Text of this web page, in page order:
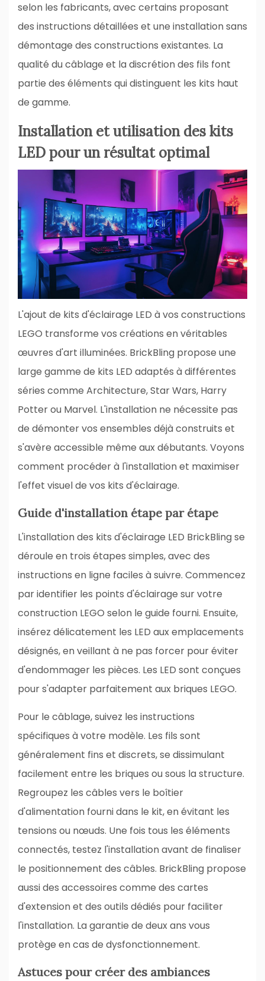
selon les fabricants, avec certains proposant
des instructions détaillées et une installation sans
démontage des constructions existantes. La
qualité du câblage et la discrétion des fils font
partie des éléments qui distinguent les kits haut
de gamme.
Installation et utilisation des kits
LED pour un résultat optimal
L'ajout de kits d'éclairage LED à vos constructions
LEGO transforme vos créations en véritables
œuvres d'art illuminées. BrickBling propose une
large gamme de kits LED adaptés à différentes
séries comme Architecture, Star Wars, Harry
Potter ou Marvel. L'installation ne nécessite pas
de démonter vos ensembles déjà construits et
s'avère accessible même aux débutants. Voyons
comment procéder à l'installation et maximiser
l'effet visuel de vos kits d'éclairage.
Guide d'installation étape par étape
L'installation des kits d'éclairage LED BrickBling se
déroule en trois étapes simples, avec des
instructions en ligne faciles à suivre. Commencez
par identifier les points d'éclairage sur votre
construction LEGO selon le guide fourni. Ensuite,
insérez délicatement les LED aux emplacements
désignés, en veillant à ne pas forcer pour éviter
d'endommager les pièces. Les LED sont conçues
pour s'adapter parfaitement aux briques LEGO.
Pour le câblage, suivez les instructions
spécifiques à votre modèle. Les fils sont
généralement fins et discrets, se dissimulant
facilement entre les briques ou sous la structure.
Regroupez les câbles vers le boîtier
d'alimentation fourni dans le kit, en évitant les
tensions ou nœuds. Une fois tous les éléments
connectés, testez l'installation avant de finaliser
le positionnement des câbles. BrickBling propose
aussi des accessoires comme des cartes
d'extension et des outils dédiés pour faciliter
l'installation. La garantie de deux ans vous
protège en cas de dysfonctionnement.
Astuces pour créer des ambiances